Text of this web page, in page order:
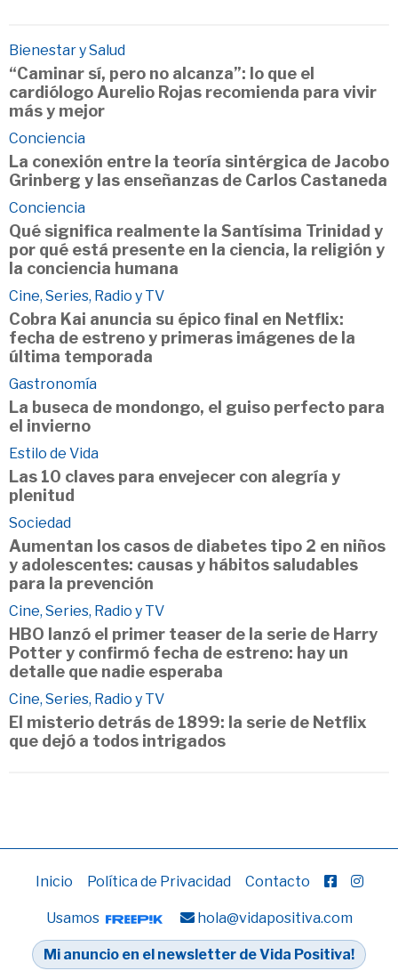
Bienestar y Salud
“Caminar sí, pero no alcanza”: lo que el
cardiólogo Aurelio Rojas recomienda para vivir
más y mejor
Conciencia
La conexión entre la teoría sintérgica de Jacobo
Grinberg y las enseñanzas de Carlos Castaneda
Conciencia
Qué significa realmente la Santísima Trinidad y
por qué está presente en la ciencia, la religión y
la conciencia humana
Cine, Series, Radio y TV
Cobra Kai anuncia su épico final en Netflix:
fecha de estreno y primeras imágenes de la
última temporada
Gastronomía
La buseca de mondongo, el guiso perfecto para
el invierno
Estilo de Vida
Las 10 claves para envejecer con alegría y
plenitud
Sociedad
Aumentan los casos de diabetes tipo 2 en niños
y adolescentes: causas y hábitos saludables
para la prevención
Cine, Series, Radio y TV
HBO lanzó el primer teaser de la serie de Harry
Potter y confirmó fecha de estreno: hay un
detalle que nadie esperaba
Cine, Series, Radio y TV
El misterio detrás de 1899: la serie de Netflix
que dejó a todos intrigados
Inicio Política de Privacidad Contacto
Usamos hola@vidapositiva.com
Mi anuncio en el newsletter de Vida Positiva!